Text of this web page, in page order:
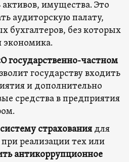
имущества. Это
аудиторскую палату,
бухгалтеров, без которых
государственно-частном
государству входить
и дополнительно
средства в предприятия
страхованиядля
реализации тех или
антикоррупционное